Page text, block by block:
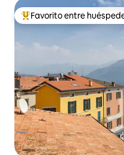
De los mejores en Favorito
Favorito entre